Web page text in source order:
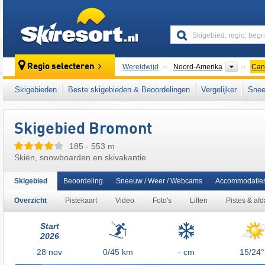
Regio selecteren Wereldwijd Noord-Amerika
Dit skigebied ligt ook in: Green Mountains
noordelijke Appalachen
Centraal-Canada
Skigebieden Beste skigebieden & Beoordelingen Vergelijker
Skigebied Bromont
185 - 553 m
Skiën, snowboarden en skivakantie
Skigebied
Overzicht Pistekaart Video Foto's Liften Pistes &
Beoordeling Sneeuw / Weer / Webcams
Start
2026
28 nov 0/45km - cm 15/